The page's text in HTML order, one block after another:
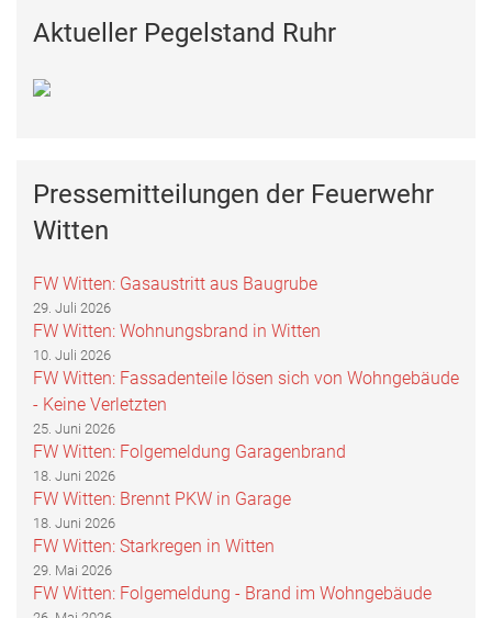
Aktueller Pegelstand Ruhr
Pressemitteilungen der Feuerwehr
Witten
FW Witten: Gasaustritt aus Baugrube
29. Juli 2026
FW Witten: Wohnungsbrand in Witten
10. Juli 2026
FW Witten: Fassadenteile lösen sich von Wohngebäude
- Keine Verletzten
25. Juni 2026
FW Witten: Folgemeldung Garagenbrand
18. Juni 2026
FW Witten: Brennt PKW in Garage
18. Juni 2026
FW Witten: Starkregen in Witten
29. Mai 2026
FW Witten: Folgemeldung - Brand im Wohngebäude